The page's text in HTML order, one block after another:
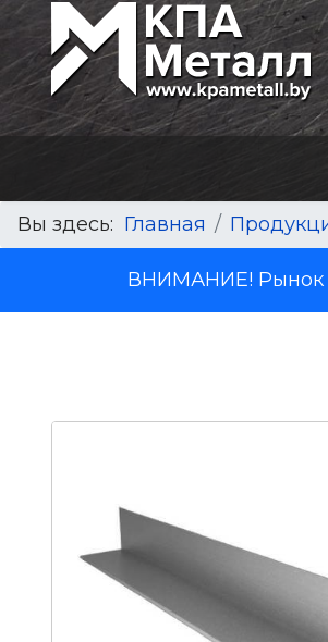
Вы здесь: Главная
ВНИМАНИЕ! Рынок